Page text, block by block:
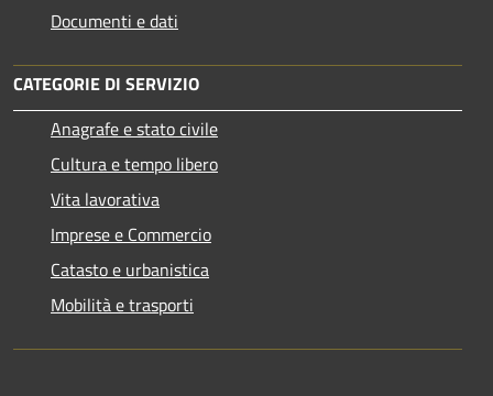
Documenti e dati
CATEGORIE DI SERVIZIO
Anagrafe e stato civile
Cultura e tempo libero
Vita lavorativa
Imprese e Commercio
Catasto e urbanistica
Mobilità e trasporti